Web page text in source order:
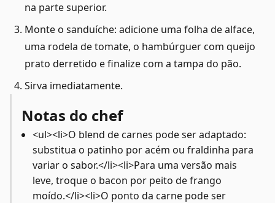
na parte superior.
Monte o sanduíche: adicione uma folha de alface,
uma rodela de tomate, o hambúrguer com queijo
prato derretido e finalize com a tampa do pão.
Sirva imediatamente.
Notas do chef
<ul><li>O blend de carnes pode ser adaptado:
substitua o patinho por acém ou fraldinha para
variar o sabor.</li><li>Para uma versão mais
leve, troque o bacon por peito de frango
moído.</li><li>O ponto da carne pode ser